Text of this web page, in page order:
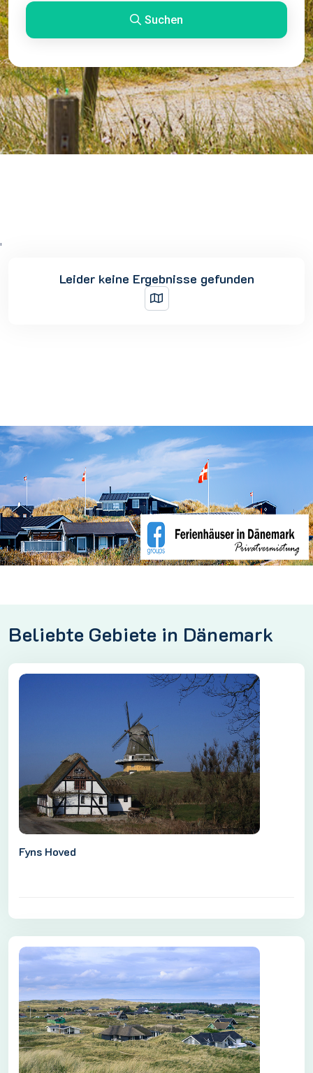
Suchen
'
Leider keine Ergebnisse gefunden
Beliebte Gebiete in Dänemark
Fyns Hoved